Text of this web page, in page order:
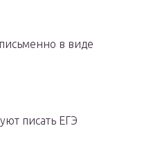
в виде
писать ЕГЭ